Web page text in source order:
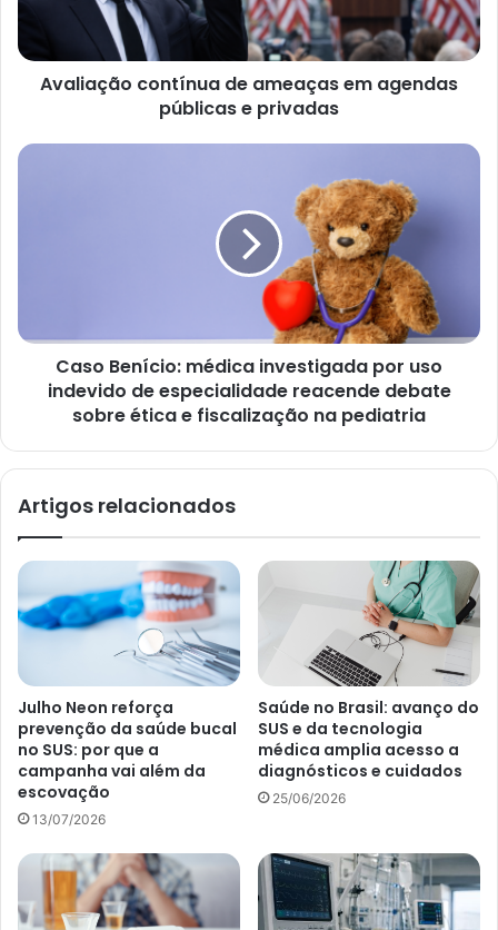
Avaliação contínua de ameaças em agendas
públicas e privadas
Caso Benício: médica investigada por uso
indevido de especialidade reacende debate
sobre ética e fiscalização na pediatria
Artigos relacionados
Julho Neon reforça
prevenção da saúde bucal
no SUS: por que a
campanha vai além da
escovação
13/07/2026
Saúde no Brasil: avanço do
SUS e da tecnologia
médica amplia acesso a
diagnósticos e cuidados
25/06/2026